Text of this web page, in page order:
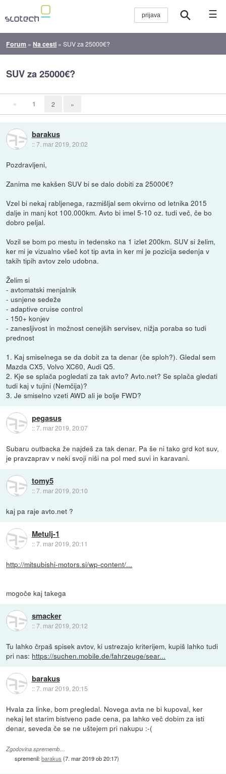
☰
Forum » Na cesti »SUV za 25000€?
SUV za 25000€?
« 1 2 »
barakus
::7. mar 2019, 20:02
Pozdravljeni,
Zanima me kakšen SUV bi se dalo dobiti za 25000€?
Vzel bi nekaj rabljenega, razmišljal sem okvirno od letnika 2015
dalje in manj kot 100.000km. Avto bi imel 5-10 oz. tudi več, če bo
dobro peljal.
Vozil se bom po mestu in tedensko na 1 izlet 200km. SUV si želim,
ker mi je vizualno všeč kot tip avta in ker mi je pozicija sedenja v
takih tipih avtov zelo udobna.
Želim si
- avtomatski menjalnik
- usnjene sedeže
- adaptive cruise control
- 150+ konjev
- zanesljivost in možnost cenejših servisev, nižja poraba so tudi
prednost
1. Kaj smiselnega se da dobit za ta denar (če sploh?). Gledal sem
Mazda CX5, Volvo XC60, Audi Q5.
2. Kje se splača pogledati za tak avto? Avto.net? Se splača gledati
tudi kaj v tujini (Nemčija)?
3. Je smiselno vzeti AWD ali je bolje FWD?
pegasus
::7. mar 2019, 20:07
Subaru outbacka že najdeš za tak denar. Pa še ni tako grd kot suv,
je pravzaprav v neki svoji niši na pol med suvi in karavani.
tomy5
::7. mar 2019, 20:10
kaj pa raje avto.net ?
Metulj-1
::7. mar 2019, 20:11
http://mitsubishi-motors.si/wp-content/...
mogoče kaj takega
smacker
::7. mar 2019, 20:12
Tu lahko črpaš spisek avtov, ki ustrezajo kriterijem, kupiš lahko tudi
pri nas: https://suchen.mobile.de/fahrzeuge/sear...
barakus
::7. mar 2019, 20:15
Hvala za linke, bom pregledal. Novega avta ne bi kupoval, ker
nekaj let starim bistveno pade cena, pa lahko več dobim za isti
denar, seveda če se ne uštejem pri nakupu :-(
Zgodovina sprememb…
spremenil:barakus (7. mar 2019 ob 20:17)